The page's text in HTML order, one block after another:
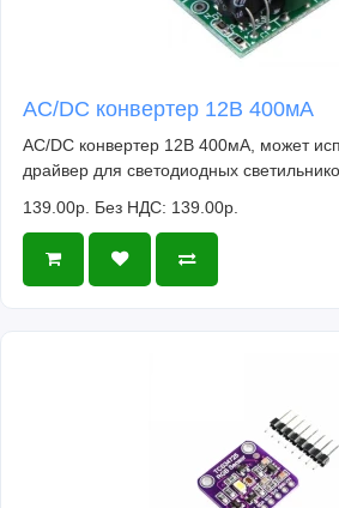
AC/DC конвертер 12В 400мА
AC/DC конвертер 12В 400мА, может
драйвер для светодиодных
139.00р. Без НДС: 139.00р.